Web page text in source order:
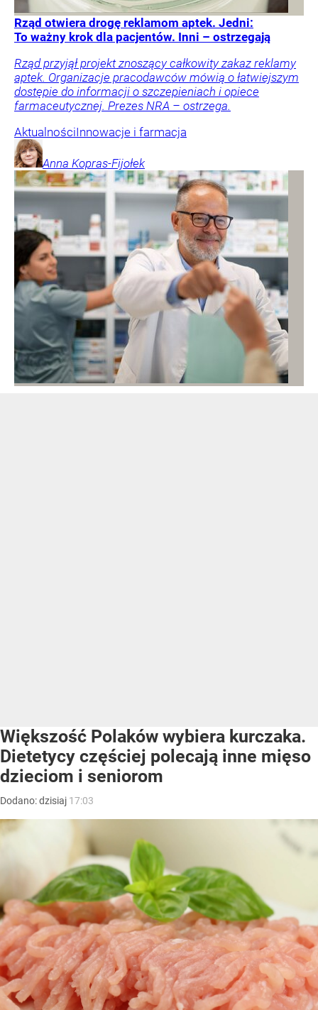
Rząd otwiera drogę reklamom aptek. Jedni:
To ważny krok dla pacjentów. Inni – ostrzegają
Rząd przyjął projekt znoszący całkowity zakaz reklamy
aptek. Organizacje pracodawców mówią o łatwiejszym
dostępie do informacji o szczepieniach i opiece
farmaceutycznej. Prezes NRA – ostrzega.
AktualnościInnowacje i farmacja
Anna Kopras-Fijołek
Większość Polaków wybiera kurczaka.
Dietetycy częściej polecają inne mięso
dzieciom i seniorom
Dodano:dzisiaj 17:03